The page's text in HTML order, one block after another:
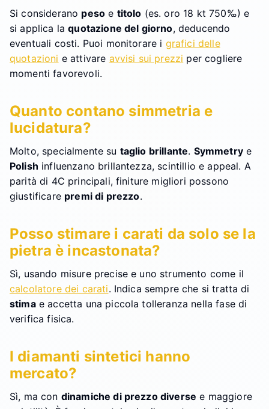
Si considerano peso e titolo (es. oro 18 kt 750‰) e
si applica laquotazione del giorno, deducendo
eventuali costi. Puoi monitorare i grafici delle
quotazioni e attivare avvisi sui prezzi per cogliere
momenti favorevoli.
Quanto contano simmetria e
lucidatura?
Molto, specialmente su taglio brillante. Symmetrye
Polish influenzano brillantezza, scintillio e appeal. A
parità di 4C principali, finiture migliori possono
giustificare premi di prezzo.
Posso stimare i carati da solo se la
pietra è incastonata?
Sì, usando misure precise e uno strumento come il
calcolatore dei carati. Indica sempre che si tratta di
stimae accetta una piccola tolleranza nella fase di
verifica fisica.
I diamanti sintetici hanno
mercato?
Sì, ma con dinamiche di prezzo diverse e maggiore